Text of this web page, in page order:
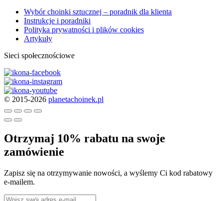
Wybór choinki sztucznej – poradnik dla klienta
Instrukcje i poradniki
Polityka prywatności i plików cookies
Artykuły
Sieci społecznościowe
© 2015-2026 planetachoinek.pl
Otrzymaj 10% rabatu na swoje
zamówienie
Zapisz się na otrzymywanie nowości, a wyślemy Ci kod rabatowy
e-mailem.